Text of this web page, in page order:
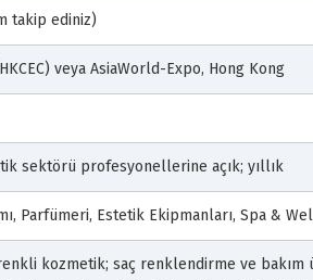
takip ediniz)
veya AsiaWorld-Expo, Hong Kong
sektörü profesyonellerine açık; yıllık
Parfümeri, Estetik Ekipmanları, Spa &
kozmetik; saç renklendirme ve